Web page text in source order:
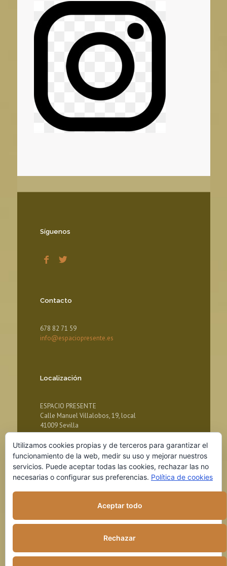
Síguenos
Contacto
678 82 71 59
info@espaciopresente.es
Localización
ESPACIO PRESENTE
Calle Manuel Villalobos, 19, local
41009 Sevilla
© 2018 ESPACIO PRESENTE
Política de Privacidad
Utilizamos cookies propias y de terceros para garantizar el
funcionamiento de la web, medir su uso y mejorar nuestros
servicios. Puede aceptar todas las cookies, rechazar las no
necesarias o configurar sus preferencias. Política de cookies
Aceptar todo
Rechazar